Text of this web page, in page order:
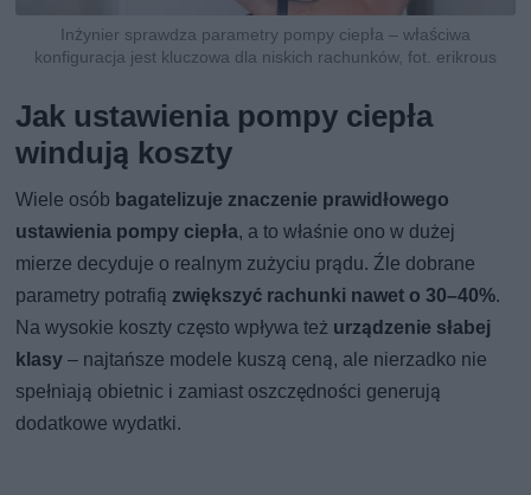
Inżynier sprawdza parametry pompy ciepła – właściwa
konfiguracja jest kluczowa dla niskich rachunków, fot. erikrous
Jak ustawienia pompy ciepła
windują koszty
Wiele osób bagatelizuje znaczenie prawidłowego
ustawienia pompy ciepła, a to właśnie ono w dużej
mierze decyduje o realnym zużyciu prądu. Źle dobrane
parametry potrafią zwiększyć rachunki nawet o 30–40%.
Na wysokie koszty często wpływa też urządzenie słabej
klasy – najtańsze modele kuszą ceną, ale nierzadko nie
spełniają obietnic i zamiast oszczędności generują
dodatkowe wydatki.